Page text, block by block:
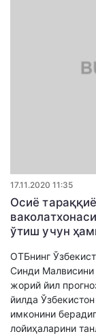
17.11.2020 11:35
Осиё
ўтиш учун
ОТБнинг
Синди Малвиcини
жорий йил
йилда
имконини
лойиҳаларини